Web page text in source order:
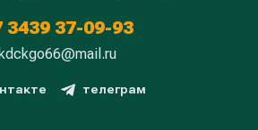
3439 37-09-93
kdckgo66@mail.ru
телеграм